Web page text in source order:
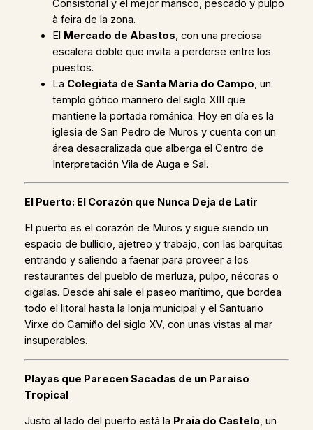
Consistorial y el mejor marisco, pescado y pulpo
à feira de la zona.
El Mercado de Abastos, con una preciosa
escalera doble que invita a perderse entre los
puestos.
La Colegiata de Santa María do Campo, un
templo gótico marinero del siglo XIII que
mantiene la portada románica. Hoy en día es la
iglesia de San Pedro de Muros y cuenta con un
área desacralizada que alberga el Centro de
Interpretación Vila de Auga e Sal.
El Puerto: El Corazón que Nunca Deja de Latir
El puerto es el corazón de Muros y sigue siendo un
espacio de bullicio, ajetreo y trabajo, con las barquitas
entrando y saliendo a faenar para proveer a los
restaurantes del pueblo de merluza, pulpo, nécoras o
cigalas. Desde ahí sale el paseo marítimo, que bordea
todo el litoral hasta la lonja municipal y el Santuario
Virxe do Camiño del siglo XV, con unas vistas al mar
insuperables.
Playas que Parecen Sacadas de un Paraíso
Tropical
Justo al lado del puerto está la Praia do Castelo, un